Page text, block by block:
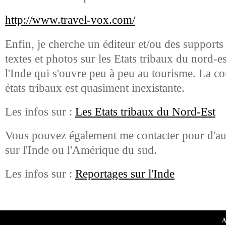
http://www.travel-vox.com/
Enfin, je cherche un éditeur et/ou des
textes et photos sur les Etats tribaux du nord-
l'Inde qui s'ouvre peu à peu au tourisme. La
états tribaux est quasiment inexistante.
Les infos sur : Les Etats tribaux du Nord-Est
Vous pouvez également me contacter pour
sur l'Inde ou l'Amérique du sud.
Les infos sur : Reportages sur l'Inde